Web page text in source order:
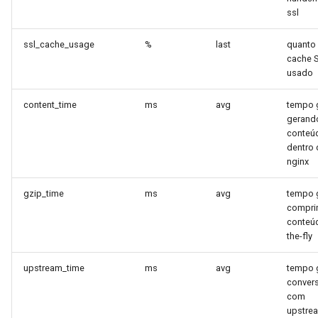
ssl
ssl_cache_usage % last
quanto
cache
usado
content_time ms avg
tempo
dentro
nginx
gzip_time ms avg
tempo
the-fly
upstream_time ms avg
tempo
com